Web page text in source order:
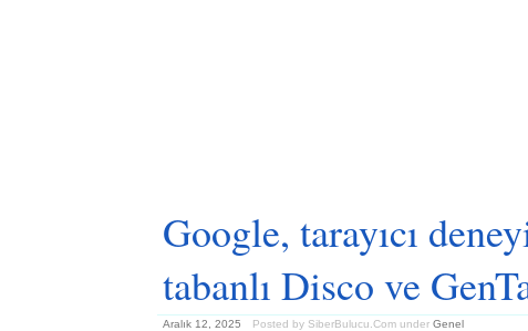
Google, tarayıcı
tabanlı Disco ve
Aralık 12, 2025 Posted by SiberBulucu.Com under Genel